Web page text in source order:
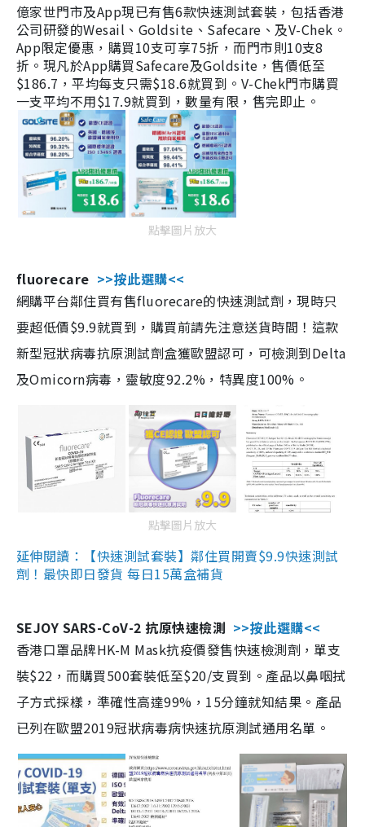
億家世門市及App現已有售6款快速測試套裝，包括香港
公司研發的Wesail、Goldsite、Safecare、及V-Chek。
App限定優惠，購買10支可享75折，而門市則10支8
折。現凡於App購買Safecare及Goldsite，售價低至
$186.7，平均每支只需$18.6就買到。V-Chek門市購買
一支平均不用$17.9就買到，數量有限，售完即止。
點擊圖片放大
fluorecare >>按此選購<<
網購平台鄰住買有售fluorecare的快速測試劑，現時只
要超低價$9.9就買到，購買前請先注意送貨時間！這款
新型冠狀病毒抗原測試劑盒獲歐盟認可，可檢測到Delta
及Omicorn病毒，靈敏度92.2%，特異度100%。
點擊圖片放大
延伸閱讀：【快速測試套裝】鄰住買開賣$9.9快速測試
劑！最快即日發貨 每日15萬盒補貨
SEJOY SARS-CoV-2 抗原快速檢測 >>按此選購<<
香港口罩品牌HK-M Mask抗疫價發售快速檢測劑，單支
裝$22，而購買500套裝低至$20/支買到。產品以鼻咽拭
子方式採樣，準確性高達99%，15分鐘就知結果。產品
已列在歐盟2019冠狀病毒病快速抗原測試通用名單。